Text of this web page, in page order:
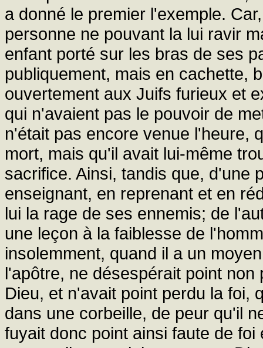
a donné le premier l'exemple.
personne ne pouvant la lui ravir
enfant porté sur les bras de ses
publiquement, mais en cachette,
ouvertement aux Juifs furieux et
qui n'avaient pas le pouvoir de
n'était pas encore venue l'heure,
mort, mais qu'il avait lui-même
sacrifice. Ainsi, tandis que, d'une
enseignant, en reprenant et en
lui la rage de ses ennemis; de
une leçon à la faiblesse de
insolemment, quand il a un
l'apôtre, ne désespérait point
Dieu, et n'avait point perdu la foi,
dans une corbeille, de peur qu'il
fuyait donc point ainsi faute de